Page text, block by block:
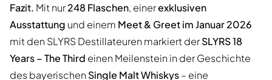
Fazit. Mit nur248 Flaschen, einerexklusiven
Ausstattung und einem Meet & Greet im Januar 2026
mit den SLYRS Destillateuren markiert derSLYRS 18
Years – The Third einen Meilenstein in der Geschichte
des bayerischen Single Malt Whiskys– eine